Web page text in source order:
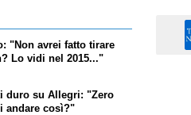
"Non avrei fatto tirare
Lo vidi nel 2015..."
duro su Allegri: "Zero
andare così?"